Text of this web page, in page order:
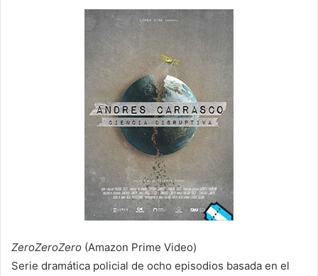
ZeroZeroZero (Amazon Prime Video)
Serie dramática policial de ocho episodios basada en el